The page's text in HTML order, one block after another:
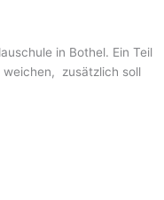
in Bothel. Ein Teil
weichen, zusätzlich soll